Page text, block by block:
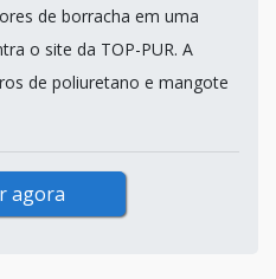
de borracha em uma
o site da TOP-PUR. A
de poliuretano e mangote
agora